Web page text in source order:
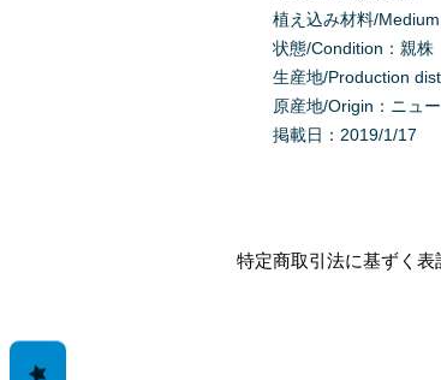
植え込み材料/
状態/Condition：親株
生産地/Production
原産地/Origin：ニュ
掲載日：2019/1/17
特定商取引法に基ずく表